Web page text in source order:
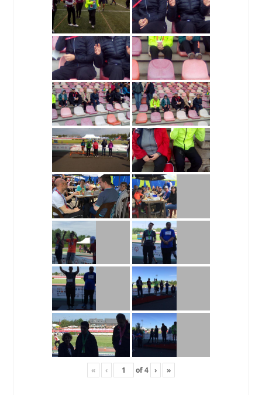
« ‹ of4 › »